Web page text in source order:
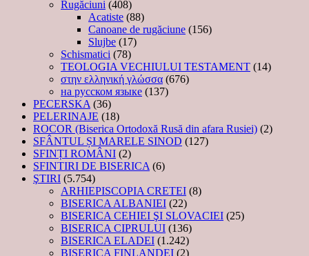
Rugăciuni (408)
Acatiste (88)
Canoane de rugăciune (156)
Slujbe (17)
Schismatici (78)
TEOLOGIA VECHIULUI TESTAMENT (14)
στην ελληνική γλώσσα (676)
на русском языке (137)
PECERSKA (36)
PELERINAJE (18)
ROCOR (Biserica Ortodoxă Rusă din afara Rusiei) (2)
SFÂNTUL ȘI MARELE SINOD (127)
SFINȚI ROMÂNI (2)
SFINTIRI DE BISERICA (6)
ŞTIRI (5.754)
ARHIEPISCOPIA CRETEI (8)
BISERICA ALBANIEI (22)
BISERICA CEHIEI ŞI SLOVACIEI (25)
BISERICA CIPRULUI (136)
BISERICA ELADEI (1.242)
BISERICA FINLANDEI (2)